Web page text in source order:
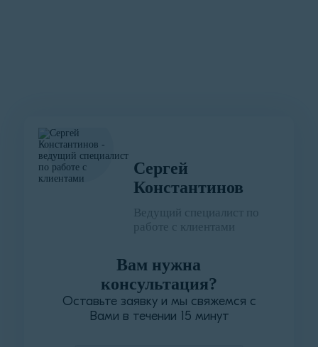
Сергей
Константинов
Ведущий специалист по
работе с клиентами
Вам нужна
консультация?
Оставьте заявку и мы свяжемся с
Вами в течении 15 минут